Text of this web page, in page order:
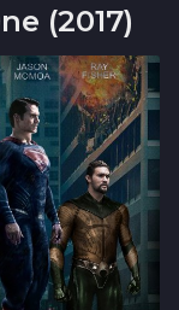
(2017)